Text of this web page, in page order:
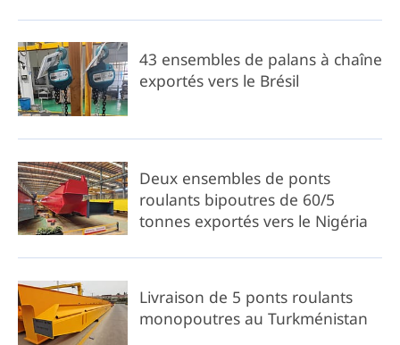
43 ensembles de palans à chaîne
exportés vers le Brésil
Deux ensembles de ponts
roulants bipoutres de 60/5
tonnes exportés vers le Nigéria
Livraison de 5 ponts roulants
monopoutres au Turkménistan